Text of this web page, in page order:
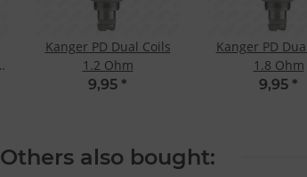
Kanger PD Dual Coils
1.2 Ohm
9,95 *
Kanger PD
1.8 Ohm
9,95 *
Others also bought: